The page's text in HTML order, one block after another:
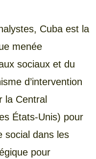
Cuba est la
menée
sociaux et du
d’intervention
la Central
États-Unis) pour
social dans les
pour